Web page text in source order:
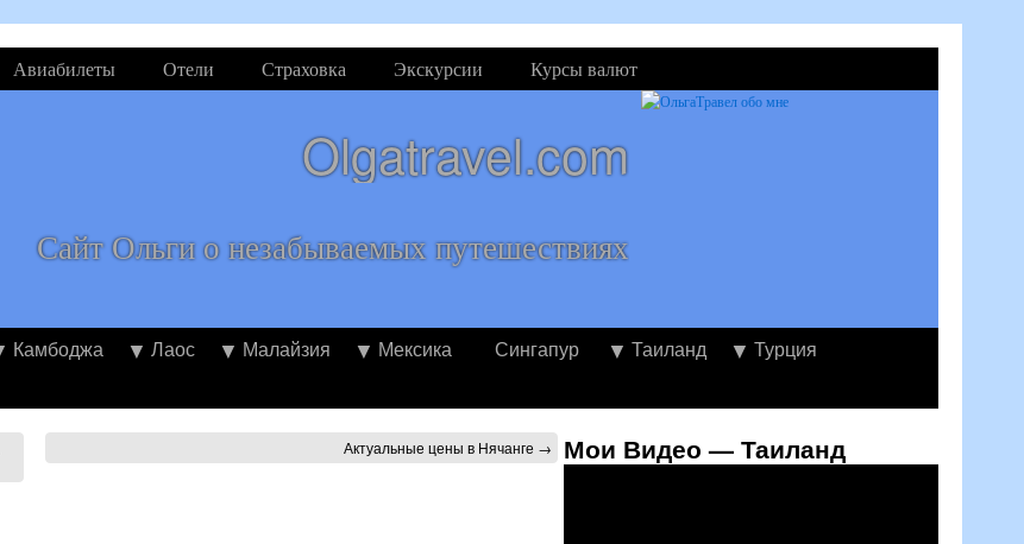
Авиабилеты Отели Страховка Экскурсии Курсы валют
Olgatravel.com
Сайт Ольги о незабываемых путешествиях
Камбоджа Лаос Малайзия Мексика Сингапур Таиланд
Турция
Актуальные цены в Нячанге → Мои Видео — Таиланд